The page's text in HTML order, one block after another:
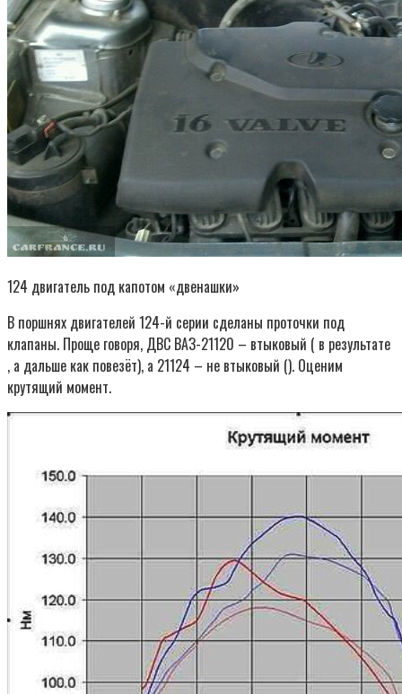
124 двигатель под капотом «двенашки»
В поршнях двигателей 124-й серии сделаны проточки под
клапаны. Проще говоря, ДВС ВАЗ-21120 – втыковый ( в результате
, а дальше как повезёт), а 21124 – не втыковый (). Оценим
крутящий момент.